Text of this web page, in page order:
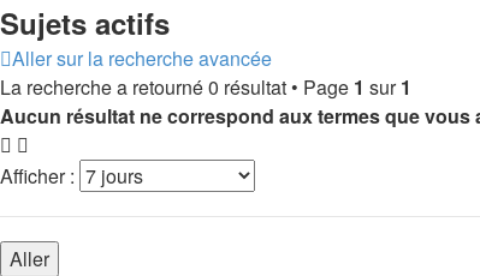
Sujets actifs
Aller sur la recherche avancée
La recherche a retourné 0 résultat • Page 1 sur1
Aucun résultat ne correspond aux termes que vous
Afficher :